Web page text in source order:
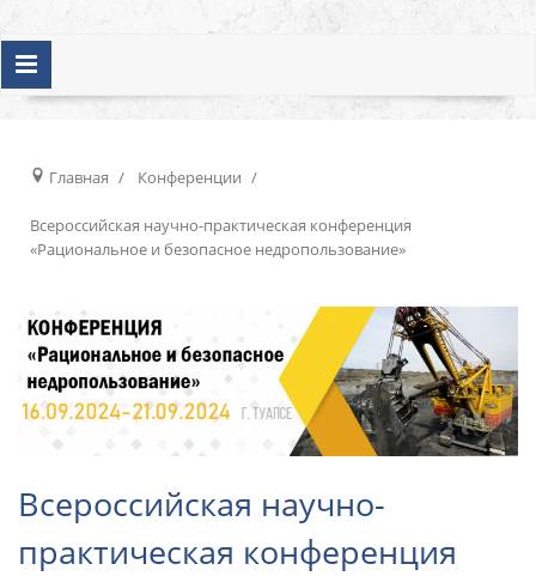
Главная Конференции
Всероссийская научно-практическая конференция
«Рациональное и безопасное недропользование»
Всероссийская научно-
практическая конференция